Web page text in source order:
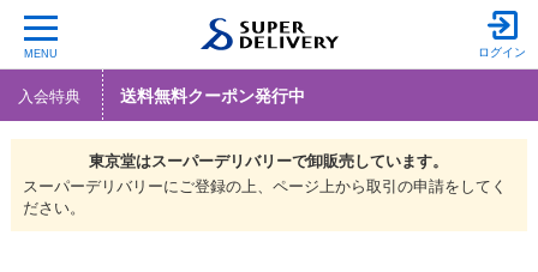
MENU ログイン
入会特典 送料無料クーポン発行中
東京堂はスーパーデリバリーで卸販売しています。
スーパーデリバリーにご登録の上、ページ上から取引の申請をしてく
ださい。